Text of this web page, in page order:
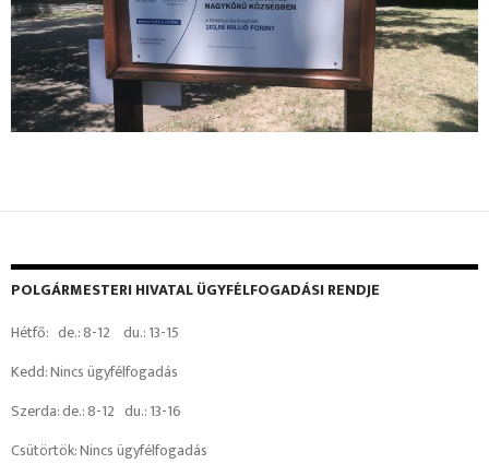
POLGÁRMESTERI HIVATAL ÜGYFÉLFOGADÁSI RENDJE
Hétfő: de.: 8-12 du.: 13-15
Kedd: Nincs ügyfélfogadás
Szerda: de.: 8-12 du.: 13-16
Csütörtök: Nincs ügyfélfogadás